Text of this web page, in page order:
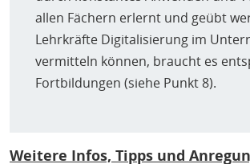
allen Fächern erlernt und geübt
Lehrkräfte Digitalisierung im
vermitteln können, braucht es
Fortbildungen (siehe Punkt 8).
Weitere Infos, Tipps und